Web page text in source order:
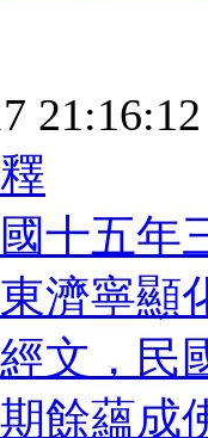
21:16:12
十五年
濟寧顯
文，民
餘蘊成